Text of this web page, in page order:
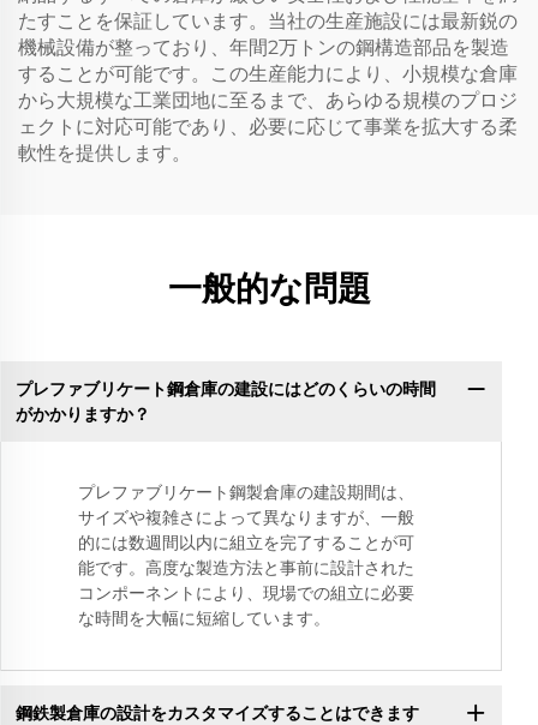
たすことを保証しています。当社の生産施設には最新鋭の
機械設備が整っており、年間2万トンの鋼構造部品を製造
することが可能です。この生産能力により、小規模な倉庫
から大規模な工業団地に至るまで、あらゆる規模のプロジ
ェクトに対応可能であり、必要に応じて事業を拡大する柔
軟性を提供します。
一般的な問題
プレファブリケート鋼倉庫の建設にはどのくらいの時間
がかかりますか？
プレファブリケート鋼製倉庫の建設期間は、
サイズや複雑さによって異なりますが、一般
的には数週間以内に組立を完了することが可
能です。高度な製造方法と事前に設計された
コンポーネントにより、現場での組立に必要
な時間を大幅に短縮しています。
鋼鉄製倉庫の設計をカスタマイズすることはできます